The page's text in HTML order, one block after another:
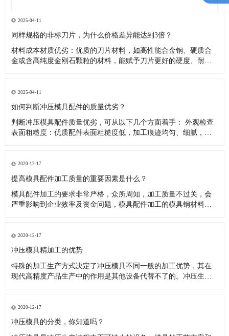
2025-04-11
同样规格的非标刀片，为什么价格差异能达到3倍？
材料成本材质优劣：优质的刀片材料，如高性能合金钢、硬质合
金或含高纯度金刚石颗粒的材料，能赋予刀片更好的硬度、耐磨
宜。品牌和产地：不同品牌的材料，由于生产工艺、质量控制和
品牌价值的差异，价
2025-04-11
如何判断冲压模具配件的质量优劣？
判断冲压模具配件质量优劣，可从以下几个方面着手： 外观检查
表面粗糙度：优质配件表面粗糙度低，加工痕迹均匀、细腻，无
用卡尺、千分尺等量具测量配件关键尺寸，需与设计图纸精确相
符，公差控制
2020-12-17
提高模具配件加工质量的重要因素是什么？
模具配件加工的要求非常严格，众所周知，加工质量不过关，会
严重影响到企业效率及资金问题，模具配件加工的模具钢材料硬
设计制造水平，多种沟槽、多种材质在一套模具中成形或组装成
组件的多功能复合
2020-12-17
冲压模具精加工的优势
特殊的加工生产方式决定了冲压模具不同一般的加工优势，其在
现代高精度产品生产中的作用是其他设备代替不了的。冲压生产
（1）表面光亮。很多机械产品在最后一道工序都要进行表面抛
光，这主要是为
2020-12-17
冲压模具的分类，你知道吗？